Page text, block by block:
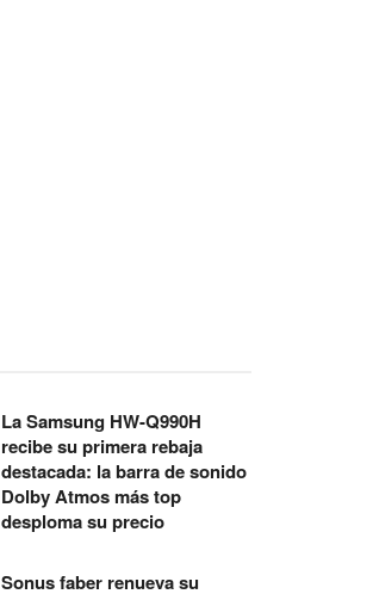
La Samsung HW-Q990H
recibe su primera rebaja
destacada: la barra de sonido
Dolby Atmos más top
desploma su precio
Sonus faber renueva su